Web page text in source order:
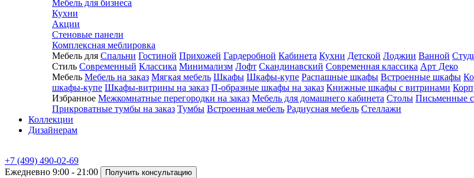
Мебель для бизнеса
Кухни
Акции
Стеновые панели
Комплексная меблировка
Мебель для Спальни Гостиной Прихожей Гардеробной Кабинета Кухни Детской Лоджии Ванной
Стиль Современный Классика Минимализм Лофт Скандинавский Современная классика Арт Деко
Мебель Мебель на заказ Мягкая мебель Шкафы Шкафы-купе Распашные шкафы Встроенные шкафы
шкафы-купе Шкафы-витрины на заказ П-образные шкафы на заказ Книжные шкафы с витринами
Избранное Межкомнатные перегородки на заказ Мебель для домашнего кабинета Столы Письменные
Прикроватные тумбы на заказ Тумбы Встроенная мебель Радиусная мебель Стеллажи
Коллекции
Дизайнерам
+7 (499) 490-02-69
Ежедневно 9:00 - 21:00
Получить консультацию